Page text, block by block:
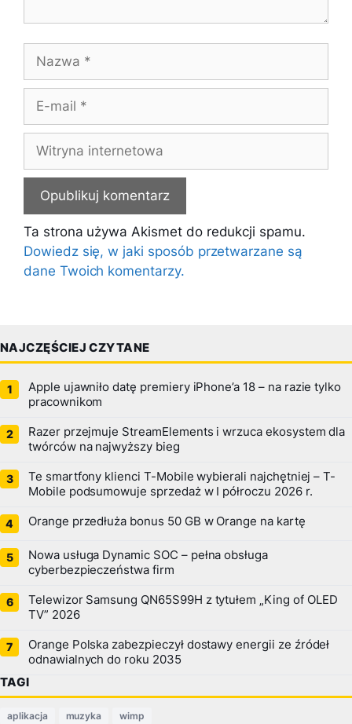
Nazwa
Witryna
internetowa
Ta strona używa Akismet do redukcji spamu.
Dowiedz się, w jaki sposób przetwarzane są
dane Twoich komentarzy.
NAJCZĘŚCIEJ CZYTANE
Apple ujawniło datę premiery iPhone’a 18 – na razie tylko
pracownikom
Razer przejmuje StreamElements i wrzuca ekosystem dla
twórców na najwyższy bieg
Te smartfony klienci T-Mobile wybierali najchętniej – T-
Mobile podsumowuje sprzedaż w I półroczu 2026 r.
Orange przedłuża bonus 50 GB w Orange na kartę
Nowa usługa Dynamic SOC – pełna obsługa
cyberbezpieczeństwa firm
Telewizor Samsung QN65S99H z tytułem „King of OLED
TV” 2026
Orange Polska zabezpieczył dostawy energii ze źródeł
odnawialnych do roku 2035
TAGI
aplikacja muzyka wimp